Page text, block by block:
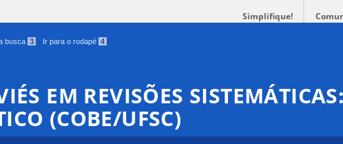
Simplifique!
busca 3 Ir para o rodapé 4
EM REVISÕES SISTEMÁTICAS:
(COBE/UFSC)